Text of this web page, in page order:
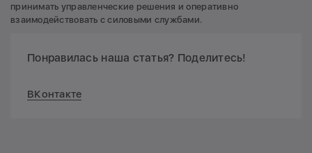
принимать управленческие решения и оперативно
взаимодействовать с силовыми службами.
Понравилась наша статья? Поделитесь!
ВКонтакте